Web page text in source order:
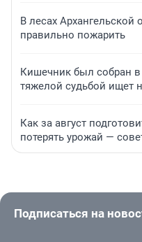
В лесах Архангельской
правильно пожарить
Кишечник был собран
тяжелой судьбой ищет
Как за август
потерять урожай —
Подписаться на